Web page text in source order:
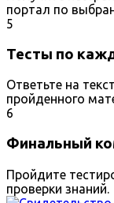
портал по
5
Тесты по
Ответьте на
пройденного
6
Финальный
Пройдите
проверки знаний.